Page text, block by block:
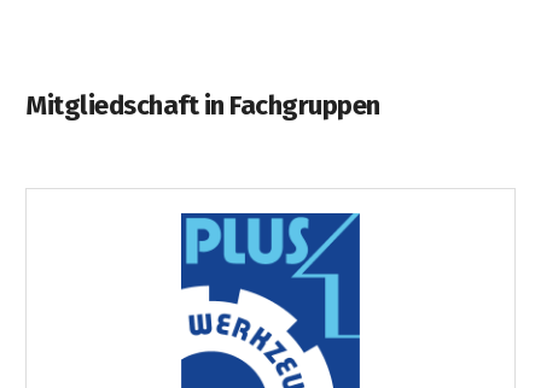
Mitgliedschaft in Fachgruppen